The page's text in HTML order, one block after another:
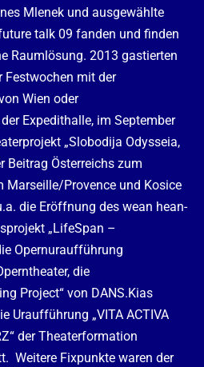
Mlenek und ausgewählte
talk 09 fanden und finden
Raumlösung. 2013 gastierten
Festwochen mit der
Wien oder
der Expedithalle, im September
„Slobodija Odysseia,
Beitrag Österreichs zum
Marseille/Provence und Kosice
die Eröffnung des wean hean-
„LifeSpan –
Opernuraufführung
die
Project“ von DANS.Kias
Uraufführung „VITA ACTIVA
der Theaterformation
Weitere Fixpunkte waren der